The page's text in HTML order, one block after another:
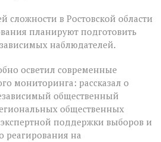
сложности в Ростовской области
планируют подготовить
наблюдателей.
осветил современные
мониторинга: рассказал о
общественный
общественных
поддержки выборов и
реагирования на